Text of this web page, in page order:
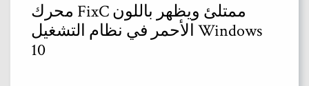
محرك FixC ممتلئ ويظهر باللون
الأحمر في نظام التشغيل Windows
10